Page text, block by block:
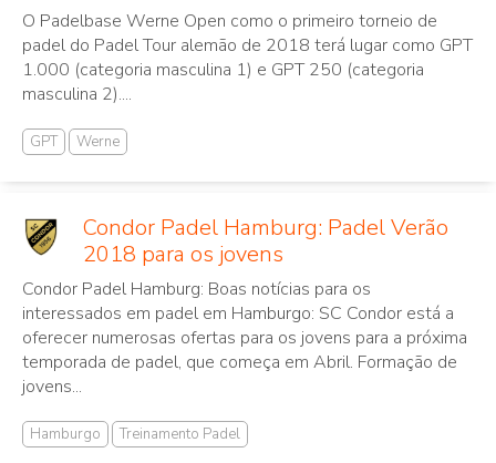
O Padelbase Werne Open como o primeiro torneio de
padel do Padel Tour alemão de 2018 terá lugar como GPT
1.000 (categoria masculina 1) e GPT 250 (categoria
masculina 2)....
GPT Werne
Condor Padel Hamburg: Padel Verão
2018 para os jovens
Condor Padel Hamburg: Boas notícias para os
interessados em padel em Hamburgo: SC Condor está a
oferecer numerosas ofertas para os jovens para a próxima
temporada de padel, que começa em Abril. Formação de
jovens...
Hamburgo Treinamento Padel